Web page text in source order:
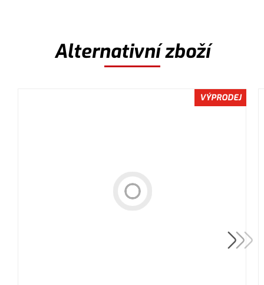
Alternativní zboží
VÝPRODEJ